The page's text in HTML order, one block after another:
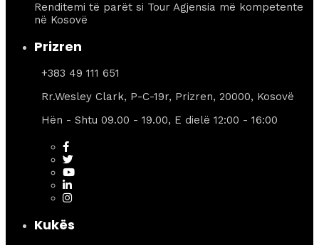
Renditemi të parët si Tour Agjensia më kompetente
në Kosovë
Prizren
+383 49 111 651
Rr.Wesley Clark, P-C-19r, Prizren, 20000, Kosovë
Hën - Shtu 09.00 - 19.00, E dielë 12:00 - 16:00
Kukës